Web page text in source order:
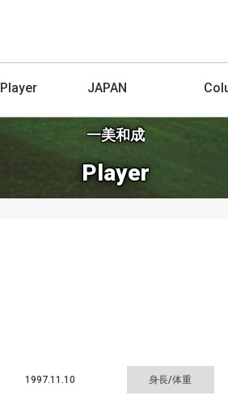
Player JAPAN
一美和成
Player
1997.11.10 身長/体重